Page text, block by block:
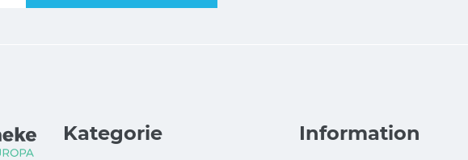
Kategorie Information